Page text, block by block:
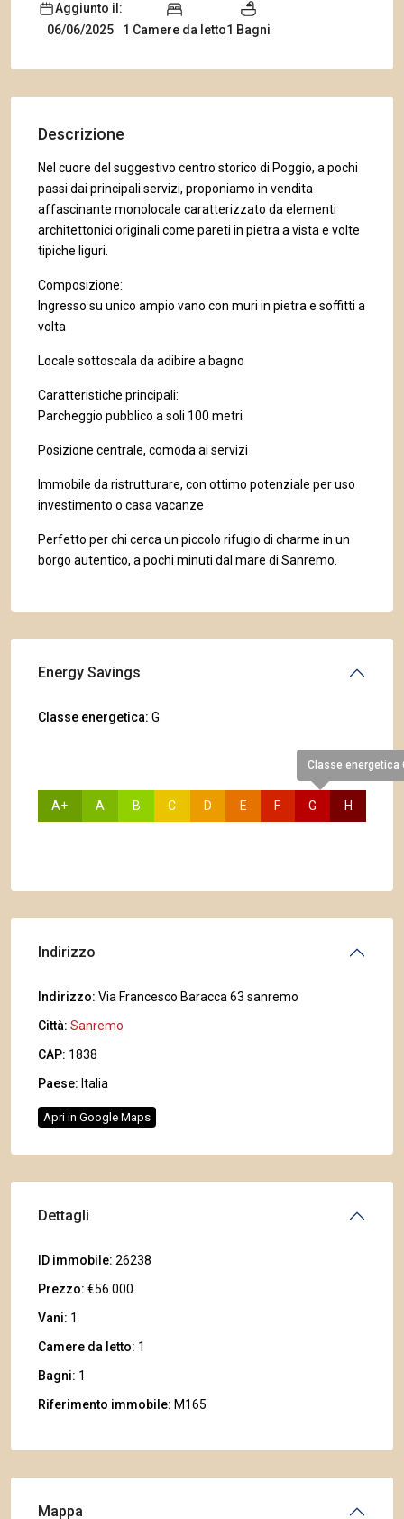
Aggiunto il:
06/06/2025
1 Camere da letto1 Bagni
Descrizione
Nel cuore del suggestivo centro storico di Poggio, a pochi
passi dai principali servizi, proponiamo in vendita
affascinante monolocale caratterizzato da elementi
architettonici originali come pareti in pietra a vista e volte
tipiche liguri.
Composizione:
Ingresso su unico ampio vano con muri in pietra e soffitti a
volta
Locale sottoscala da adibire a bagno
Caratteristiche principali:
Parcheggio pubblico a soli 100 metri
Posizione centrale, comoda ai servizi
Immobile da ristrutturare, con ottimo potenziale per uso
investimento o casa vacanze
Perfetto per chi cerca un piccolo rifugio di charme in un
borgo autentico, a pochi minuti dal mare di Sanremo.
Energy Savings
Classe energetica: G
A+ A B C D E F
Classe energetica
G H
Indirizzo
Indirizzo: Via Francesco Baracca 63 sanremo
Città: Sanremo
CAP: 1838
Paese: Italia
Apri in Google Maps
Dettagli
ID immobile: 26238
Prezzo: €56.000
Vani: 1
Camere da letto: 1
Bagni: 1
Riferimento immobile: M165
Mappa